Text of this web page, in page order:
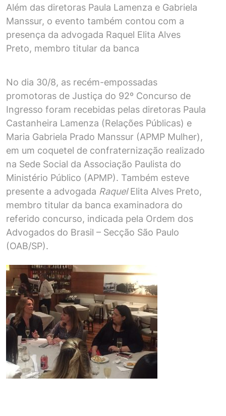
Além das diretoras Paula Lamenza e Gabriela
Manssur, o evento também contou com a
presença da advogada Raquel Elita Alves
Preto, membro titular da banca
No dia 30/8, as recém-empossadas
promotoras de Justiça do 92º Concurso de
Ingresso foram recebidas pelas diretoras Paula
Castanheira Lamenza (Relações Públicas) e
Maria Gabriela Prado Manssur (APMP Mulher),
em um coquetel de confraternização realizado
na Sede Social da Associação Paulista do
Ministério Público (APMP). Também esteve
presente a advogada RaquelElita Alves Preto,
membro titular da banca examinadora do
referido concurso, indicada pela Ordem dos
Advogados do Brasil – Secção São Paulo
(OAB/SP).